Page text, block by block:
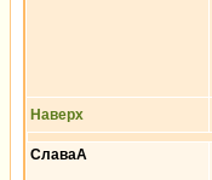
Наверх
СлаваА